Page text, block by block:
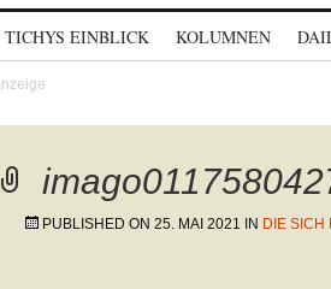
TICHYS EINBLICK KOLUMNEN
PUBLISHED ON 25. MAI 2021 IN DIE SICH